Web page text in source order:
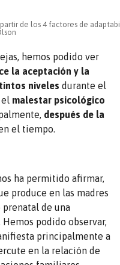
de los 4 factores de
hemos podido ver
la aceptación y la
niveles durante el
el malestar psicológico
después de la
el tiempo.
ha permitido afirmar,
produce en las madres
de una
podido observar,
principalmente a
en la relación de